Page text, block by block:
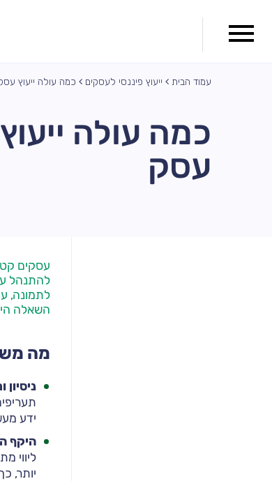
עמוד הבית ייעוץ פיננסי לעסקים כמה עולה ייעוץ
כמה עולה
עסק
עסקים
להתנהל
לתמונה,
השאלה
מה
ניסיון
ידע
היקף
ליווי
יותר,